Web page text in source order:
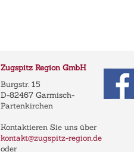
Zugspitz Region GmbH
Burgstr. 15
D-82467 Garmisch-
Partenkirchen
Kontaktieren Sie uns über
kontakt@zugspitz-region.de
oder